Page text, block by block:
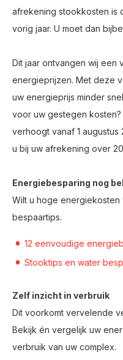
afrekening stookkosten is
vorig jaar. U moet dan
Dit jaar ontvangen wij
energieprijzen. Met deze
uw energieprijs minder
voor uw gestegen
verhoogt vanaf 1
u bij uw afrekening over
Energiebesparing nog
Wilt u hoge
bespaartips.
12 eenvoudige
Stooktips en water
Zelf inzicht in verbruik
Dit voorkomt vervelende
Bekijk én vergelijk uw
verbruik van uw complex.